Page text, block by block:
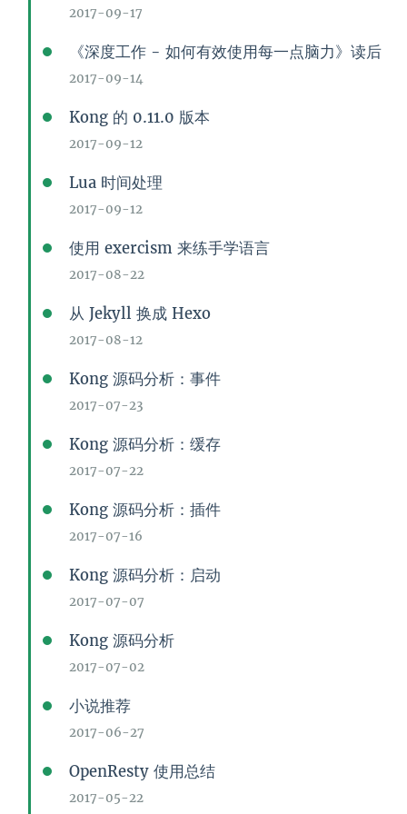
2017-09-17
《深度工作 - 如何有效使用每一点脑力》读后
2017-09-14
Kong 的 0.11.0 版本
2017-09-12
Lua 时间处理
2017-09-12
使用 exercism 来练手学语言
2017-08-22
从 Jekyll 换成 Hexo
2017-08-12
Kong 源码分析：事件
2017-07-23
Kong 源码分析：缓存
2017-07-22
Kong 源码分析：插件
2017-07-16
Kong 源码分析：启动
2017-07-07
Kong 源码分析
2017-07-02
小说推荐
2017-06-27
OpenResty 使用总结
2017-05-22